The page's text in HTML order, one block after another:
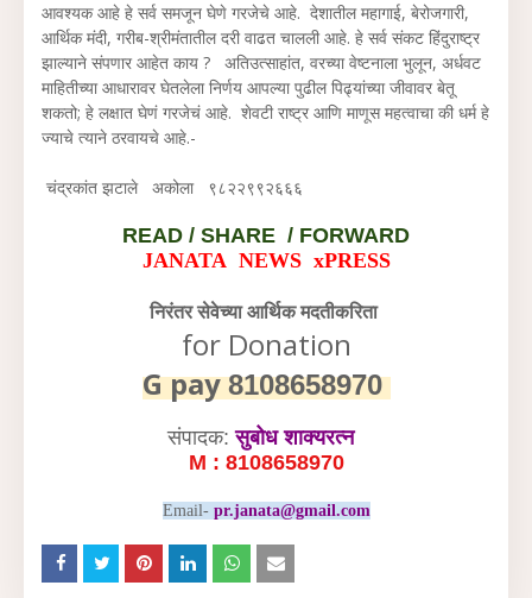
आवश्यक आहे हे सर्व समजून घेणे गरजेचे आहे. देशातील महागाई, बेरोजगारी,
आर्थिक मंदी, गरीब-श्रीमंतातील दरी वाढत चालली आहे. हे सर्व संकट हिंदुराष्ट्र
झाल्याने संपणार आहेत काय ? अतिउत्साहांत, वरच्या वेष्टनाला भुलून, अर्धवट
माहितीच्या आधारावर घेतलेला निर्णय आपल्या पुढील पिढ्यांच्या जीवावर बेतू
शकतो; हे लक्षात घेणं गरजेचं आहे. शेवटी राष्ट्र आणि माणूस महत्वाचा की धर्म हे
ज्याचे त्याने ठरवायचे आहे.-
चंद्रकांत झटाले अकोला ९८२२९९२६६६
READ / SHARE / FORWARD
JANATA NEWS xPRESS
निरंतर सेवेच्या आर्थिक मदतीकरिता
for Donation
G pay8108658970
संपादक:सुबोध शाक्यरत्न
M : 8108658970
Email- pr.janata@gmail.com